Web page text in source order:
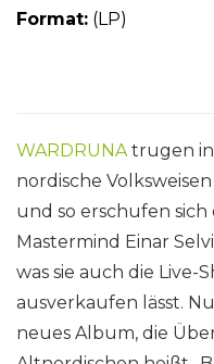
Format: (LP)
WARDRUNAtrugen in
nordische
und so erschufen
Mastermind Einar
was sie auch die Live-
ausverkaufen lässt.
neues Album, die